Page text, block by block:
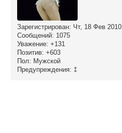
Зарегистрирован: Чт, 18 Фев 2010
Сообщений: 1075
Уважение: +131
Позитив: +603
Пол: Мужской
Предупреждения: ‡